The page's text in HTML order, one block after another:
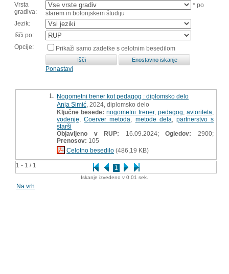
Vrsta
gradiva:
* po
starem in bolonjskem študiju
Jezik:
Išči po:
Opcije:
Prikaži samo zadetke s celotnim besedilom
Ponastavi
1 - 1 / 1 1
1. Nogometni trener kot pedagog : diplomsko delo
Anja Simić , 2024, diplomsko delo
Ključne besede: nogometni trener, pedagog ,avtoriteta
vodenje ,Coerver metoda metode dela
partnerstvo s
starši
Objavljeno v RUP: 16.09.2024;Ogledov:
2900;
Prenosov: 105
Celotno besedilo (486,19 KB)
Iskanje izvedeno v 0.01 sek.
Na vrh